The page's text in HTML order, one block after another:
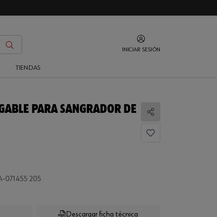
INICIAR SESIÓN
TIENDAS
PARA SANGRADOR DE
Compartir
071455 205
Descargar ficha técnica